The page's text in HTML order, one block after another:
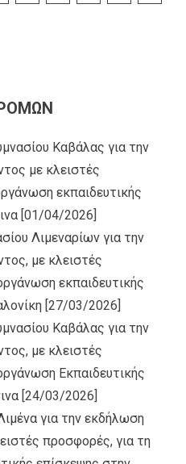
Καβάλας για την
με κλειστές
εκπαιδευτικής
[01/04/2026]
Λιμεναρίων για την
με κλειστές
εκπαιδευτικής
[27/03/2026]
Καβάλας για την
με κλειστές
Εκπαιδευτικής
[24/03/2026]
για την εκδήλωση
προσφορές, για τη